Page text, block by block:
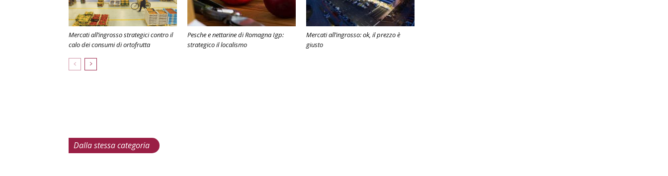
Mercati all’ingrosso strategici contro il
calo dei consumi di ortofrutta
Pesche e nettarine di Romagna Igp:
strategico il localismo
Mercati all’ingrosso: ok, il prezzo è
giusto
Dalla stessa categoria